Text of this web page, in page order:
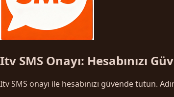
Itv SMS Onayı: Hesabınızı
Itv SMS onayı ile hesabınızı güvende tutun.